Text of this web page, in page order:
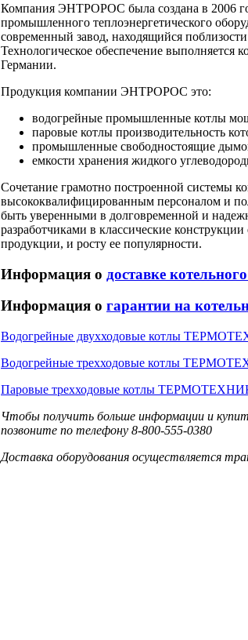
Компания ЭНТРОРОС была создана в 2006
промышленного теплоэнергетического
современный завод, находящийся
Технологическое обеспечение
Германии.
Продукция компании ЭНТРОРОС это:
водогрейные промышленные котлы
паровые котлы производительность
промышленные свободностоящие
емкости хранения жидкого
Сочетание грамотно построенной системы
высококвалифицированным персоналом и
быть уверенными в долговременной и
разработчиками в классические
продукции, и росту ее популярности.
Информация о доставке
Информация о гарантии на
Водогрейные двухходовые котлы
Водогрейные трехходовые котлы
Паровые трехходовые котлы
Чтобы получить больше информации и
позвоните по телефону 8-800-555-0380
Доставка оборудования осуществляется